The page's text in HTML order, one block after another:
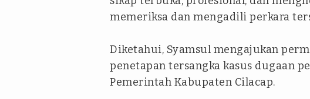
memeriksa dan mengadili perkara
Diketahui, Syamsul mengajukan
penetapan tersangka kasus dugaan
Pemerintah Kabupaten Cilacap.